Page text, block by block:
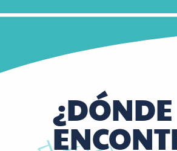
¿DÓNDE